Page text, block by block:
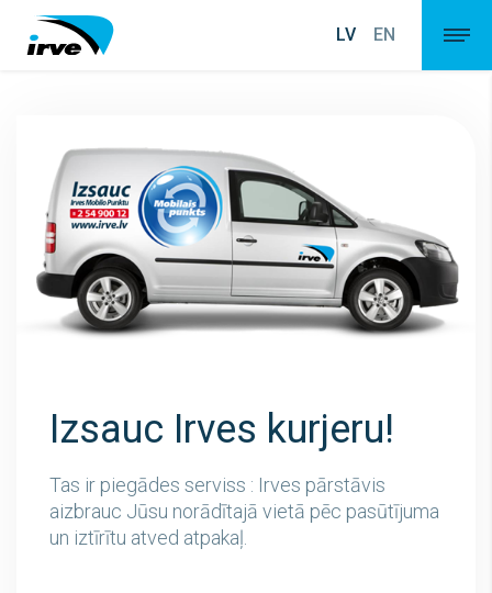
LV EN
Izsauc Irves kurjeru!
Tas ir piegādes serviss : Irves pārstāvis
aizbrauc Jūsu norādītajā vietā pēc pasūtījuma
un iztīrītu atved atpakaļ.